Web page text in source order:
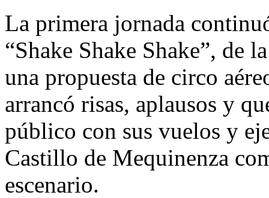
La primera jornada
“Shake Shake Shake”, de
una propuesta de circo
arrancó risas, aplausos y
público con sus vuelos y
Castillo de Mequinenza
escenario.